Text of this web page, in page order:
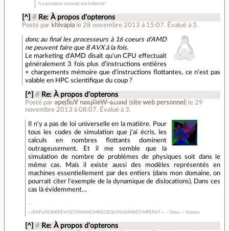
"La première sécurité est la liberté"
[^] # Re: À propos d'opterons
Posté par khivapia le 28 novembre 2013 à 15:07. Évalué à 3.
donc au final les processeurs à 16 coeurs d'AMD
ne peuvent faire que 8 AVX à la fois.
Le marketing d'AMD disait qu'un CPU effectuait
généralement 3 fois plus d'instructions entières
+ chargements mémoire que d'instructions flottantes, ce n'est pas
valable en HPC scientifique du coup ?
[^] # Re: À propos d'opterons
Posté par ǝpɐןƃu∀ nǝıɥʇʇɐW-ǝɹɹǝıԀ (site web personnel ) le 29
novembre 2013 à 08:07. Évalué à 3.
Il n'y a pas de loi universelle en la matière. Pour
tous les codes de simulation que j'ai écris, les
calculs en nombres flottants dominent
outrageusement. Et il me semble que la
simulation de nombre de problèmes de physiques soit dans le
même cas. Mais il existe aussi des modèles représentés en
machines essentiellement par des entiers (dans mon domaine, on
pourrait citer l'exemple de la dynamique de dislocations). Dans ces
cas là évidemment…
« IRAFURORBREVISESTANIMUMREGEQUINISIPARETIMPERAT » — Odes — Horace
[^] # Re: À propos d'opterons